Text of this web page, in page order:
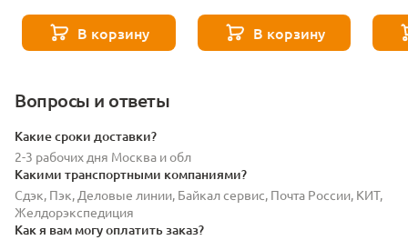
В корзину В корзину
Вопросы и ответы
Какие сроки доставки?
2-3 рабочих дня Москва и обл
Какими транспортными компаниями?
Сдэк, Пэк, Деловые линии, Байкал сервис, Почта России, КИТ,
Желдорэкспедиция
Как я вам могу оплатить заказ?